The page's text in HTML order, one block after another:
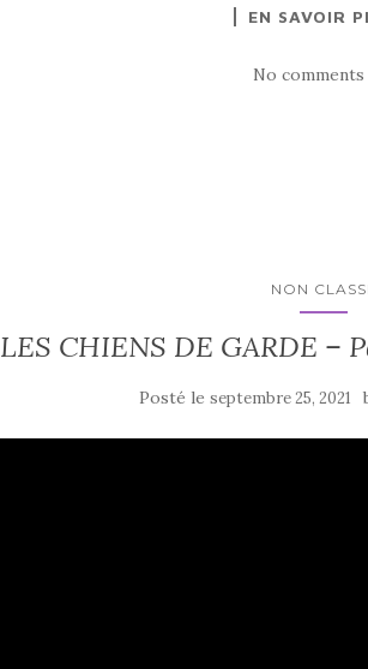
EN SAVOIR
No
NON
LES CHIENS DE GARDE –
Posté leseptembre 25, 2021